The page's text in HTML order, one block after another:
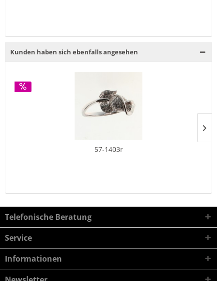
Kunden haben sich ebenfalls angesehen
57-1403r
Telefonische Beratung
Service
Informationen